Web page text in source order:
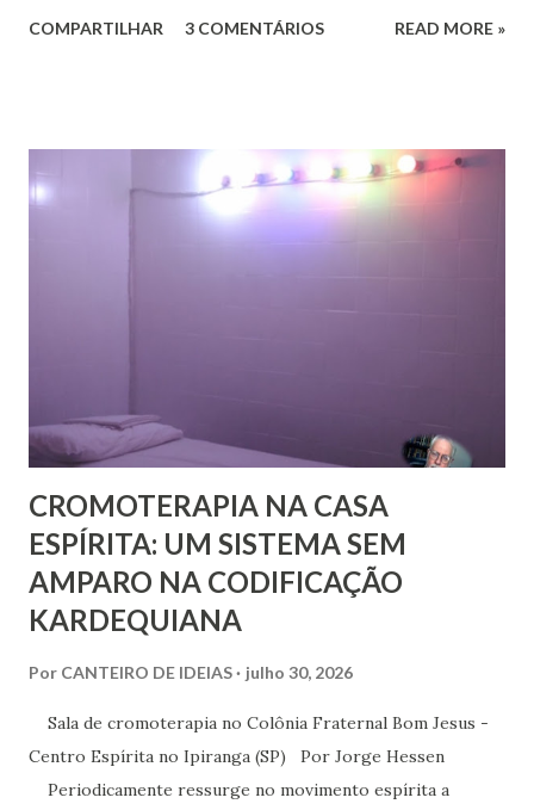
de Pestalozzi a amigos, familiares, discípulos, reis,
Pestalozzi a Rivail ou vice-versa. Pestalozzi sonhava
implantar seu método na França, a ponto de ter tido uma
entrevista com o próprio Napoleão Bonaparte, que aliás se
e amoroso, não era de ...
COMPARTILHAR 3 COMENTÁRIOS READ MORE »
CROMOTERAPIA NA CASA
ESPÍRITA: UM SISTEMA SEM
AMPARO NA CODIFICAÇÃO
KARDEQUIANA
Por CANTEIRO DE IDEIAS julho 30, 2026
Sala de cromoterapia no Colônia Fraternal Bom Jesus -
Centro Espírita no Ipiranga (SP) Por Jorge Hessen
Periodicamente ressurge no movimento espírita a